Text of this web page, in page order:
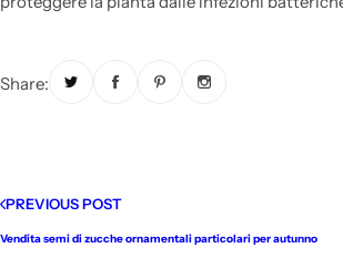
Share:
PREVIOUS POST
Vendita semi di zucche ornamentali particolari per autunno